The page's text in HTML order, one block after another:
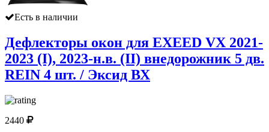
Есть в наличии
Дефлекторы окон для EXEED VX 2021-
2023 (I), 2023-н.в. (II) внедорожник 5 дв.
REIN 4 шт. / Эксид ВХ
2440